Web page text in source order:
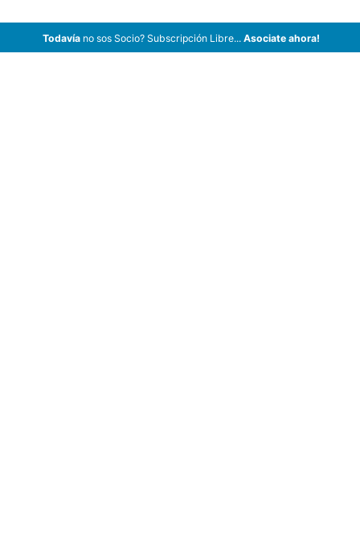
Todavíano sos Socio? Subscripción Libre... Asociate ahora!